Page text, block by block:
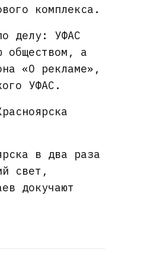
комплекса.
делу: УФАС
обществом, а
«О рекламе»,
УФАС.
в два раза
свет,
докучают